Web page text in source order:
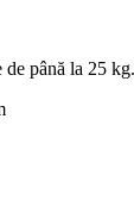
până la 25